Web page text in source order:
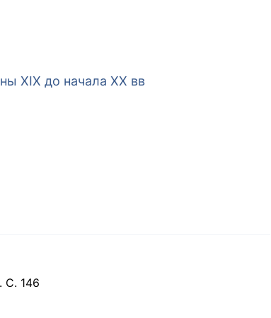
XIX до начала XX вв
С. 146